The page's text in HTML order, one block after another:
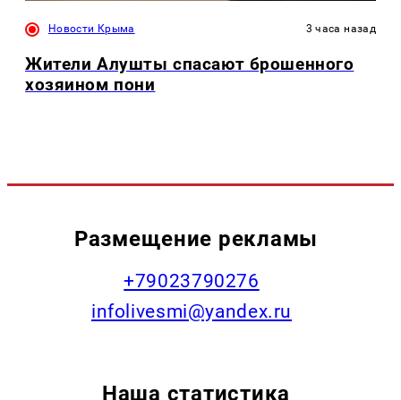
Новости Крыма 3 часа назад
Жители Алушты спасают брошенного
хозяином пони
Размещение рекламы
+79023790276
infolivesmi@yandex.ru
Наша статистика